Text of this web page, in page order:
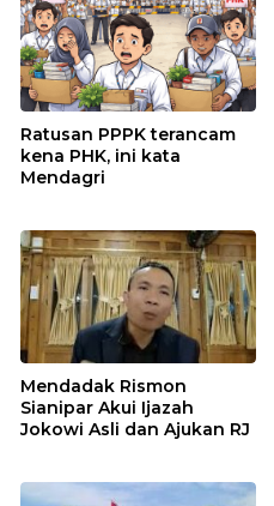
Ratusan PPPK terancam
kena PHK, ini kata
Mendagri
Mendadak Rismon
Sianipar Akui Ijazah
Jokowi Asli dan Ajukan RJ